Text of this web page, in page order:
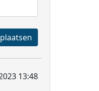
Registreren en plaatsen
13:48